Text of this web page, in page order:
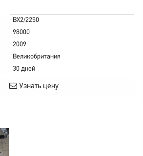
BX2/2250
98000
2009
Великобритания
30 дней
Узнать цену